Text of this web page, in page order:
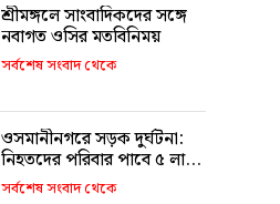
শ্রীমঙ্গলে সাংবাদিকদের সঙ্গে
নবাগত ওসির মতবিনিময়
সর্বশেষ সংবাদ থেকে
ওসমানীনগরে সড়ক দুর্ঘটনা:
নিহতদের পরিবার পাবে ৫ লাখ,
আহতরা ১ থেকে ৩ লাখ
সর্বশেষ সংবাদ থেকে